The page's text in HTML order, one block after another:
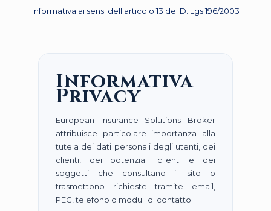
Informativa ai sensi dell'articolo 13 del D. Lgs 196/2003
Informativa
Privacy
European Insurance Solutions Broker
attribuisce particolare importanza alla
tutela dei dati personali degli utenti, dei
clienti, dei potenziali clienti e dei
soggetti che consultano il sito o
trasmettono richieste tramite email,
PEC, telefono o moduli di contatto.